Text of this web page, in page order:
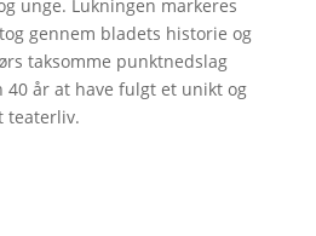
unge. Lukningen markeres
gennem bladets historie og
taksomme punktnedslag
år at have fulgt et unikt og
teaterliv.